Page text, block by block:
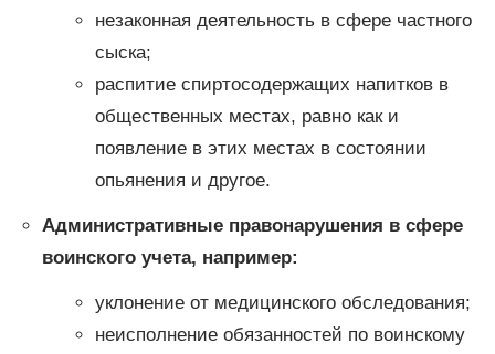
незаконная деятельность в сфере частного
сыска;
распитие спиртосодержащих напитков в
общественных местах, равно как и
появление в этих местах в состоянии
опьянения и другое.
Административные правонарушения в сфере
воинского учета, например:
уклонение от медицинского обследования;
неисполнение обязанностей по воинскому